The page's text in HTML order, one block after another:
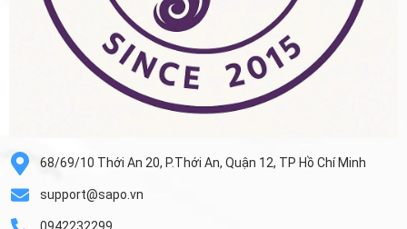
68/69/10 Thới An 20, P.Thới An, Quận 12, TP Hồ Chí Minh
support@sapo.vn
0942232299